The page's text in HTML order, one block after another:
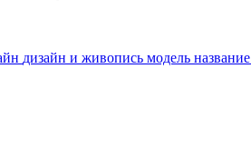
дизайн и живопись модель название